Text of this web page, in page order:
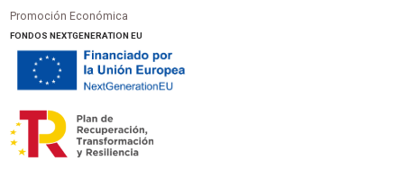
Promoción Económica
FONDOS NEXTGENERATION EU